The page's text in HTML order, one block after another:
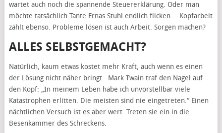
wartet auch noch die spannende Steuererklärung. Oder man
möchte tatsächlich Tante Ernas Stuhl endlich flicken… Kopfarbeit
zählt ebenso. Probleme lösen ist auch Arbeit. Sorgen machen?
ALLES SELBSTGEMACHT?
Natürlich, kaum etwas kostet mehr Kraft, auch wenn es einen
der Lösung nicht näher bringt. Mark Twain traf den Nagel auf
den Kopf: „In meinem Leben habe ich unvorstellbar viele
Katastrophen erlitten. Die meisten sind nie eingetreten.“ Einen
nächtlichen Versuch ist es aber wert. Treten sie ein in die
Besenkammer des Schreckens.